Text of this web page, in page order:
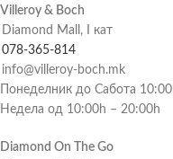
Villeroy & Boch
Diamond Mall, I кат
078-365-814
info@villeroy-boch.mk
Понеделник до Сабота
Недела од 10:00h – 20:00h
Diamond On The Go